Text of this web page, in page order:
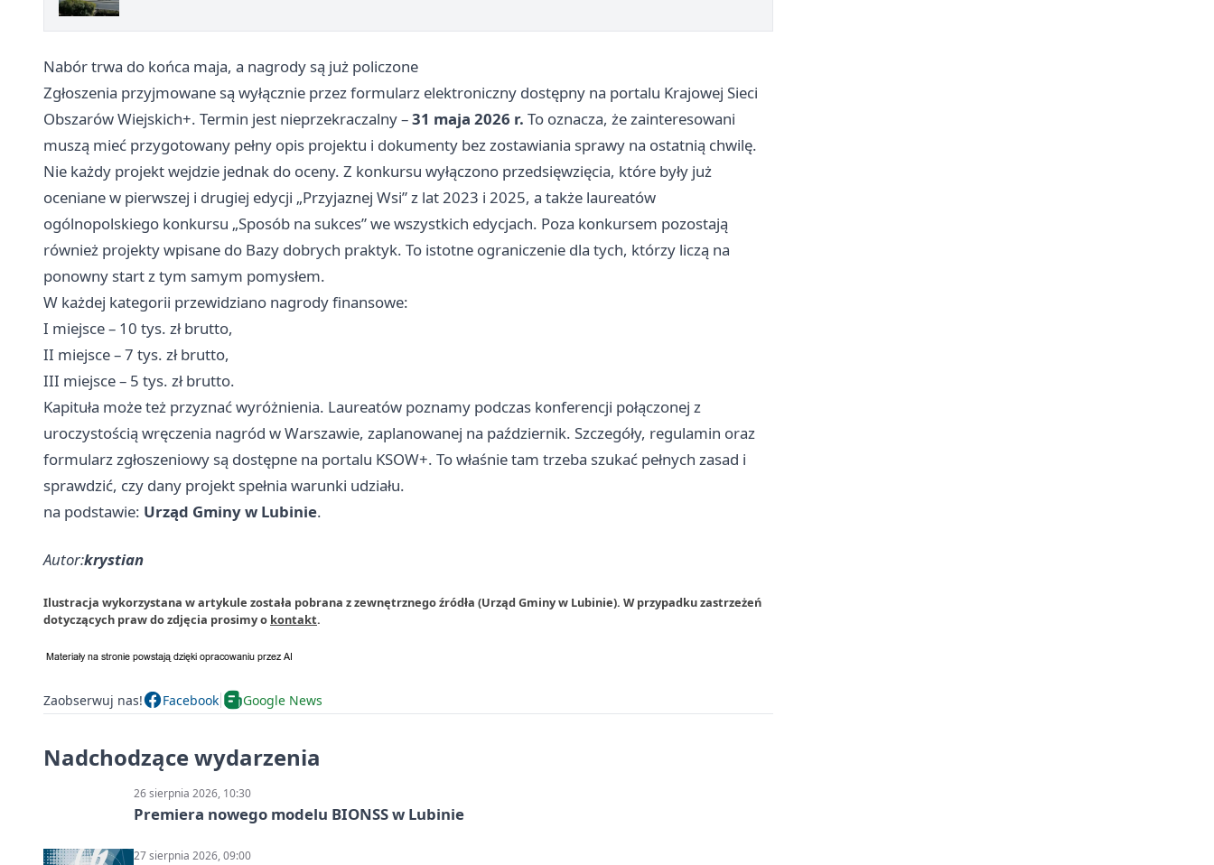
Nabór trwa do końca maja, a nagrody są już policzone
Zgłoszenia przyjmowane są wyłącznie przez formularz elektroniczny dostępny na portalu Krajowej Sieci
Obszarów Wiejskich+. Termin jest nieprzekraczalny –31 maja 2026 r. To oznacza, że zainteresowani
muszą mieć przygotowany pełny opis projektu i dokumenty bez zostawiania sprawy na ostatnią chwilę.
Nie każdy projekt wejdzie jednak do oceny. Z konkursu wyłączono przedsięwzięcia, które były już
oceniane w pierwszej i drugiej edycji „Przyjaznej Wsi” z lat 2023 i 2025, a także laureatów
ogólnopolskiego konkursu „Sposób na sukces” we wszystkich edycjach. Poza konkursem pozostają
również projekty wpisane do Bazy dobrych praktyk. To istotne ograniczenie dla tych, którzy liczą na
ponowny start z tym samym pomysłem.
W każdej kategorii przewidziano nagrody finansowe:
I miejsce – 10 tys. zł brutto,
II miejsce – 7 tys. zł brutto,
III miejsce – 5 tys. zł brutto.
Kapituła może też przyznać wyróżnienia. Laureatów poznamy podczas konferencji połączonej z
uroczystością wręczenia nagród wWarszawie, zaplanowanej na październik. Szczegóły, regulamin oraz
formularz zgłoszeniowy są dostępne na portalu KSOW+. To właśnie tam trzeba szukać pełnych zasad i
sprawdzić, czy dany projekt spełnia warunki udziału.
na podstawie: Urząd Gminy w Lubinie.
Autor:krystian
Ilustracja wykorzystana w artykule została pobrana z zewnętrznego źródła (Urząd Gminy w Lubinie). W przypadku zastrzeżeń
dotyczących praw do zdjęcia prosimy o kontakt.
Zaobserwuj nas! Facebook Google News
Nadchodzące wydarzenia
26 sierpnia 2026, 10:30
Premiera nowego modelu BIONSS w Lubinie
27 sierpnia 2026, 09:00